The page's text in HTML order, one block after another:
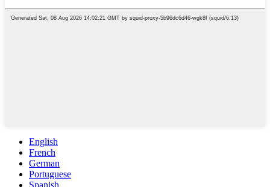
English
French
German
Portuguese
Spanish